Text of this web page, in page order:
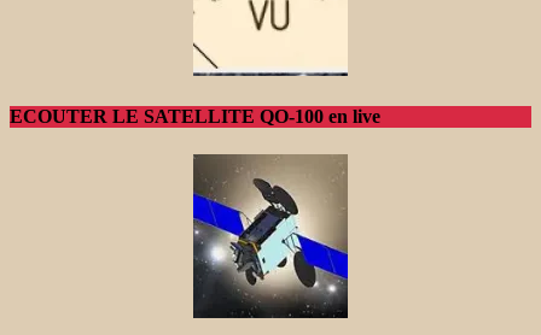
ECOUTER LE SATELLITE QO-100 en live